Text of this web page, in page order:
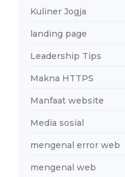
Kuliner Jogja
landing page
Leadership Tips
Makna HTTPS
Manfaat website
Media sosial
mengenal error web
mengenal web